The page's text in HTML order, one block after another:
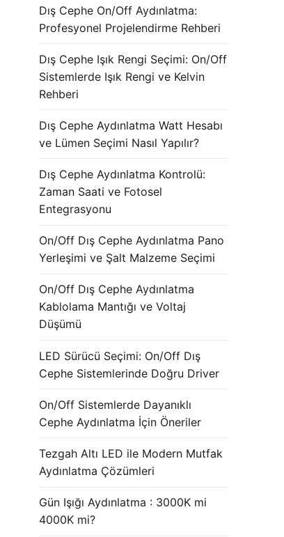
Dış Cephe On/Off Aydınlatma:
Profesyonel Projelendirme Rehberi
Dış Cephe Işık Rengi Seçimi: On/Off
Sistemlerde Işık Rengi ve Kelvin
Rehberi
Dış Cephe Aydınlatma Watt Hesabı
ve Lümen Seçimi Nasıl Yapılır?
Dış Cephe Aydınlatma Kontrolü:
Zaman Saati ve Fotosel
Entegrasyonu
On/Off Dış Cephe Aydınlatma Pano
Yerleşimi ve Şalt Malzeme Seçimi
On/Off Dış Cephe Aydınlatma
Kablolama Mantığı ve Voltaj
Düşümü
LED Sürücü Seçimi: On/Off Dış
Cephe Sistemlerinde Doğru Driver
On/Off Sistemlerde Dayanıklı
Cephe Aydınlatma İçin Öneriler
Tezgah Altı LED ile Modern Mutfak
Aydınlatma Çözümleri
Gün Işığı Aydınlatma : 3000K mi
4000K mi?